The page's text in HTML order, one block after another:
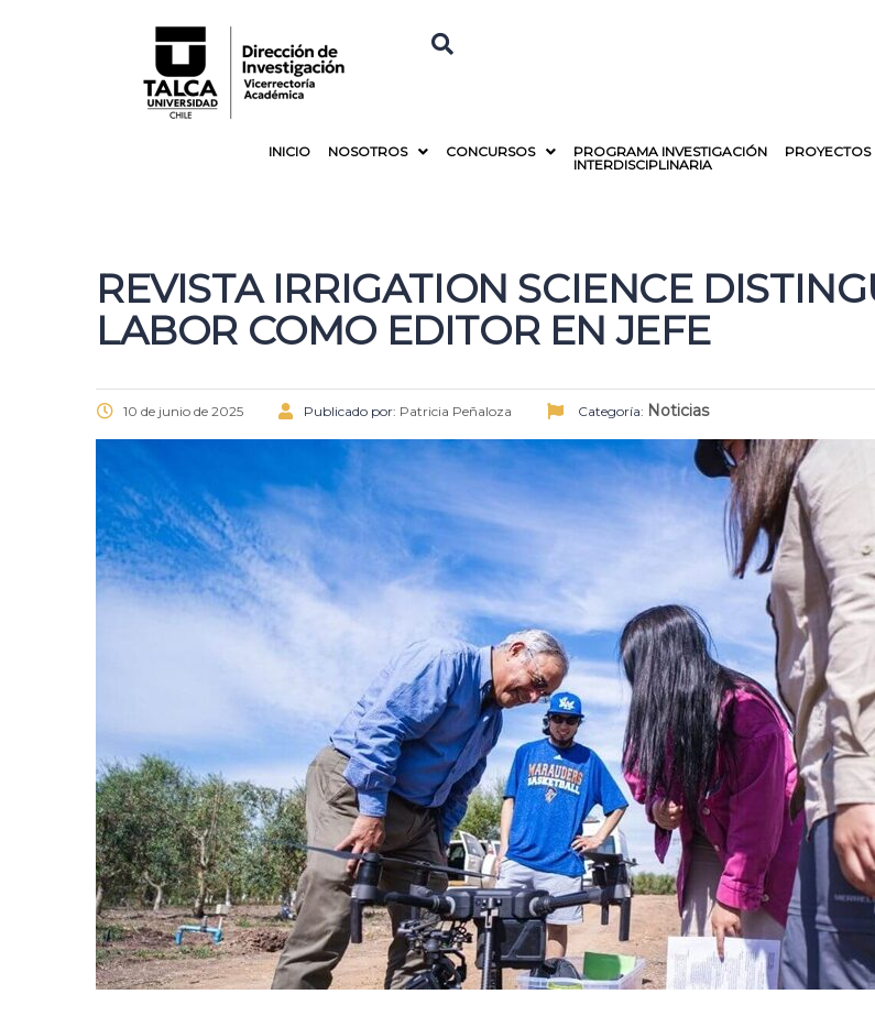
INICIO NOSOTROS CONCURSOS
PROGRAMA INVESTIGACIÓN
INTERDISCIPLINARIA
PROYECTOS
REVISTA IRRIGATION SCIENCE
LABOR COMO EDITOR EN JEFE
10 de junio de 2025 Publicado por: Patricia Peñaloza Categoría: Noticias